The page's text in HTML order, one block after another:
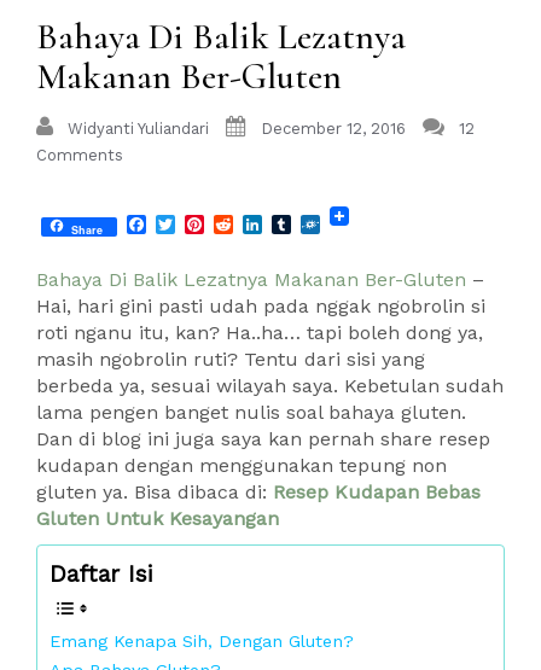
Bahaya Di Balik Lezatnya
Makanan Ber-Gluten
Widyanti Yuliandari December 12, 2016
12
Comments
Share Facebook
TwitterPinterest
RedditLinkedIn
Tumblr
Folkd
Bahaya Di Balik Lezatnya Makanan Ber-Gluten –
Hai, hari gini pasti udah pada nggak ngobrolin si
roti nganu itu, kan? Ha..ha… tapi boleh dong ya,
masih ngobrolin ruti? Tentu dari sisi yang
berbeda ya, sesuai wilayah saya. Kebetulan sudah
lama pengen banget nulis soal bahaya gluten.
Dan di blog ini juga saya kan pernah share resep
kudapan dengan menggunakan tepung non
gluten ya. Bisa dibaca di: Resep Kudapan Bebas
Gluten Untuk Kesayangan
Daftar Isi
Emang Kenapa Sih, Dengan Gluten?